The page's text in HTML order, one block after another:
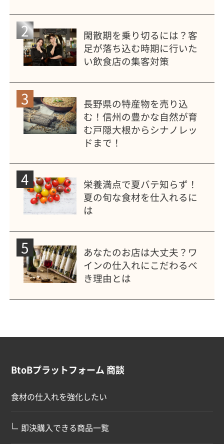
2
閑散期を乗り切るには？客
足が落ち込む時期に行いた
い飲食店の集客対策
3
長野県の特産物を売り込
む！信州の豊かな自然が育
む戸隠大根からシナノレッ
ドまで！
4
栄養満点で夏バテ知らず！
夏の旬な食材を仕入れるに
は
5
あなたのお店は大丈夫？ワ
インの仕入れにこだわるべ
き理由とは
BtoBプラットフォーム 商談
食材の仕入れを強化したい
∟ 即決購入できる商品一覧